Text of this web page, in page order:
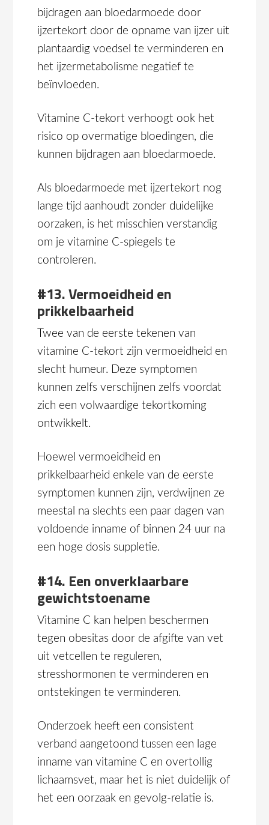
bijdragen aan bloedarmoede door
ijzertekort door de opname van ijzer uit
plantaardig voedsel te verminderen en
het ijzermetabolisme negatief te
beïnvloeden.
Vitamine C-tekort verhoogt ook het
risico op overmatige bloedingen, die
kunnen bijdragen aan bloedarmoede.
Als bloedarmoede met ijzertekort nog
lange tijd aanhoudt zonder duidelijke
oorzaken, is het misschien verstandig
om je vitamine C-spiegels te
controleren.
#13. Vermoeidheid en
prikkelbaarheid
Twee van de eerste tekenen van
vitamine C-tekort zijn vermoeidheid en
slecht humeur. Deze symptomen
kunnen zelfs verschijnen zelfs voordat
zich een volwaardige tekortkoming
ontwikkelt.
Hoewel vermoeidheid en
prikkelbaarheid enkele van de eerste
symptomen kunnen zijn, verdwijnen ze
meestal na slechts een paar dagen van
voldoende inname of binnen 24 uur na
een hoge dosis suppletie.
#14. Een onverklaarbare
gewichtstoename
Vitamine C kan helpen beschermen
tegen obesitas door de afgifte van vet
uit vetcellen te reguleren,
stresshormonen te verminderen en
ontstekingen te verminderen.
Onderzoek heeft een consistent
verband aangetoond tussen een lage
inname van vitamine C en overtollig
lichaamsvet, maar het is niet duidelijk of
het een oorzaak en gevolg-relatie is.